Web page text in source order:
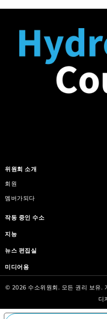
위원회 소개
회원
멤버가되다
작동 중인 수소
지능
뉴스 편집실
미디어용
© 2026 수소위원회. 모든 권리 보유.
디